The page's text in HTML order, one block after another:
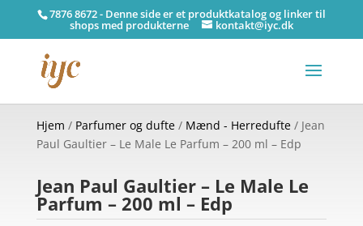
7876 8672 - Denne side er et produktkatalog og linker til
shops med produkterne kontakt@iyc.dk
Hjem / Parfumer og dufte/ Mænd - Herredufte/ Jean
Paul Gaultier – Le Male Le Parfum – 200 ml – Edp
Jean Paul Gaultier – Le Male Le
Parfum – 200 ml – Edp